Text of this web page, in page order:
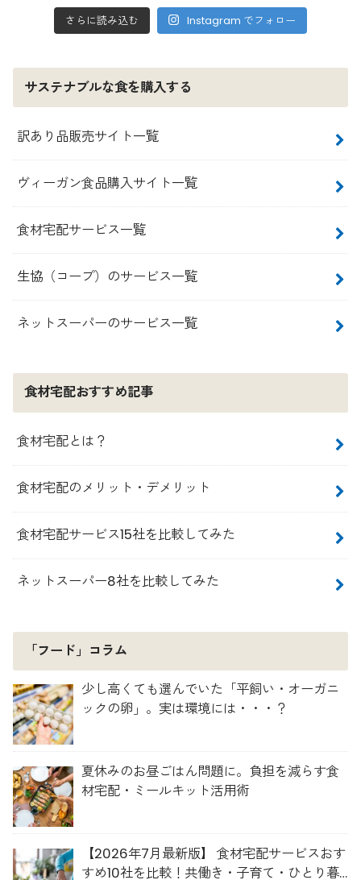
さらに読み込む Instagram でフォロー
サステナブルな食を購入する
訳あり品販売サイト一覧
ヴィーガン食品購入サイト一覧
食材宅配サービス一覧
生協（コープ）のサービス一覧
ネットスーパーのサービス一覧
食材宅配おすすめ記事
食材宅配とは？
食材宅配のメリット・デメリット
食材宅配サービス15社を比較してみた
ネットスーパー8社を比較してみた
「フード」コラム
少し高くても選んでいた「平飼い・オーガニ
ックの卵」。実は環境には・・・？
夏休みのお昼ごはん問題に。負担を減らす食
材宅配・ミールキット活用術
【2026年7月最新版】 食材宅配サービスおす
すめ10社を比較！共働き・子育て・ひとり暮